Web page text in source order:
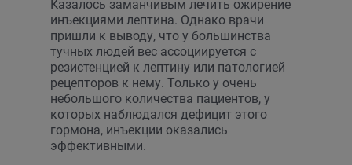
Казалось заманчивым лечить ожирение
инъекциями лептина. Однако врачи
пришли к выводу, что у большинства
тучных людей вес ассоциируется с
резистенцией к лептину или патологией
рецепторов к нему. Только у очень
небольшого количества пациентов, у
которых наблюдался дефицит этого
гормона, инъекции оказались
эффективными.